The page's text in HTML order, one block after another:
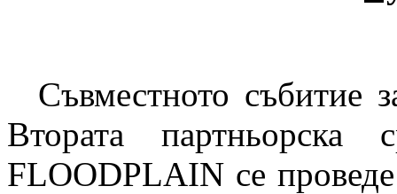
Съвместното събитие
Втората
FLOODPLAIN се